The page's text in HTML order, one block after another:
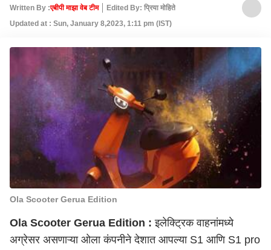
Written By :एबीपी माझा वेब टीम
Edited By: प्रिया मोहिते
Updated at : Sun, January 8,2023, 1:11 pm (IST)
Ola Scooter Gerua Edition
Ola Scooter Gerua Edition :इलेक्ट्रिक वाहनांमध्ये
अग्रेसर असणाऱ्या ओला कंपनीने देशात आपल्या S1 आणि S1 pro